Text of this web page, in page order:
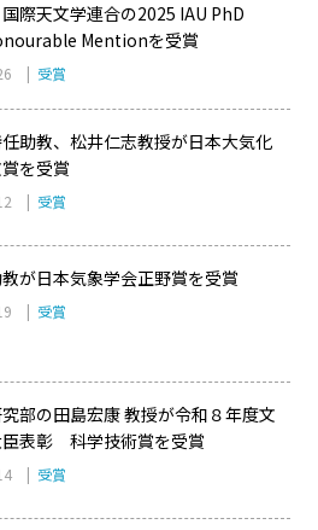
際天文学連合の2025 IAU PhD
Mentionを受賞
| 受賞
助教、松井仁志教授が日本大気化
を受賞
| 受賞
が日本気象学会正野賞を受賞
| 受賞
部の田島宏康 教授が令和８年度文
表彰 科学技術賞を受賞
| 受賞